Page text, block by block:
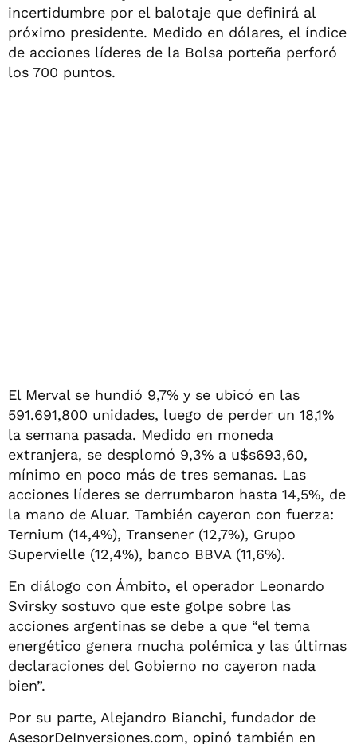
incertidumbre por el balotaje que definirá al
próximo presidente. Medido en dólares, el índice
de acciones líderes de la Bolsa porteña perforó
los 700 puntos.
El Merval se hundió 9,7% y se ubicó en las
591.691,800 unidades, luego de perder un 18,1%
la semana pasada. Medido en moneda
extranjera, se desplomó 9,3% a u$s693,60,
mínimo en poco más de tres semanas. Las
acciones líderes se derrumbaron hasta 14,5%, de
la mano de Aluar. También cayeron con fuerza:
Ternium (14,4%), Transener (12,7%), Grupo
Supervielle (12,4%), banco BBVA (11,6%).
En diálogo con Ámbito, el operador Leonardo
Svirsky sostuvo que este golpe sobre las
acciones argentinas se debe a que “el tema
energético genera mucha polémica y las últimas
declaraciones del Gobierno no cayeron nada
bien”.
Por su parte, Alejandro Bianchi, fundador de
AsesorDeInversiones.com, opinó también en